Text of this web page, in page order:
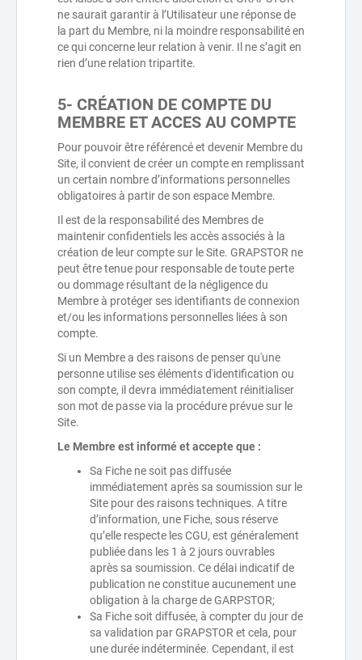
ne saurait garantir à l’Utilisateur une réponse de
la part du Membre, ni la moindre responsabilité en
ce qui concerne leur relation à venir. Il ne s’agit en
rien d’une relation tripartite.
5- CRÉATION DE COMPTE DU
MEMBRE ET ACCES AU COMPTE
Pour pouvoir être référencé et devenir Membre du
Site, il convient de créer un compte en remplissant
un certain nombre d’informations personnelles
obligatoires à partir de son espace Membre.
Il est de la responsabilité des Membres de
maintenir confidentiels les accès associés à la
création de leur compte sur le Site. GRAPSTOR ne
peut être tenue pour responsable de toute perte
ou dommage résultant de la négligence du
Membre à protéger ses identifiants de connexion
et/ou les informations personnelles liées à son
compte.
Si un Membre a des raisons de penser qu'une
personne utilise ses éléments d'identification ou
son compte, il devra immédiatement réinitialiser
son mot de passe via la procédure prévue sur le
Site.
Le Membre est informé et accepte que :
Sa Fiche ne soit pas diffusée
immédiatement après sa soumission sur le
Site pour des raisons techniques. A titre
d’information, une Fiche, sous réserve
qu’elle respecte les CGU, est généralement
publiée dans les 1 à 2 jours ouvrables
après sa soumission. Ce délai indicatif de
publication ne constitue aucunement une
obligation à la charge de GARPSTOR;
Sa Fiche soit diffusée, à compter du jour de
sa validation par GRAPSTOR et cela, pour
une durée indéterminée. Cependant, il est